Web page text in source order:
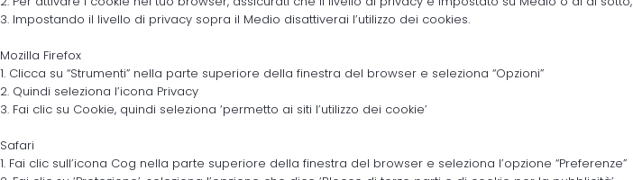
3. Impostando il livello di privacy sopra il Medio disattiverai l’utilizzo dei cookies.
Mozilla Firefox
1. Clicca su “Strumenti” nella parte superiore della finestra del browser e seleziona “Opzioni”
2. Quindi seleziona l’icona Privacy
3. Fai clic su Cookie, quindi seleziona ‘permetto ai siti l’utilizzo dei cookie’
Safari
1. Fai clic sull’icona Cog nella parte superiore della finestra del browser e seleziona l’opzione “Preferenze”